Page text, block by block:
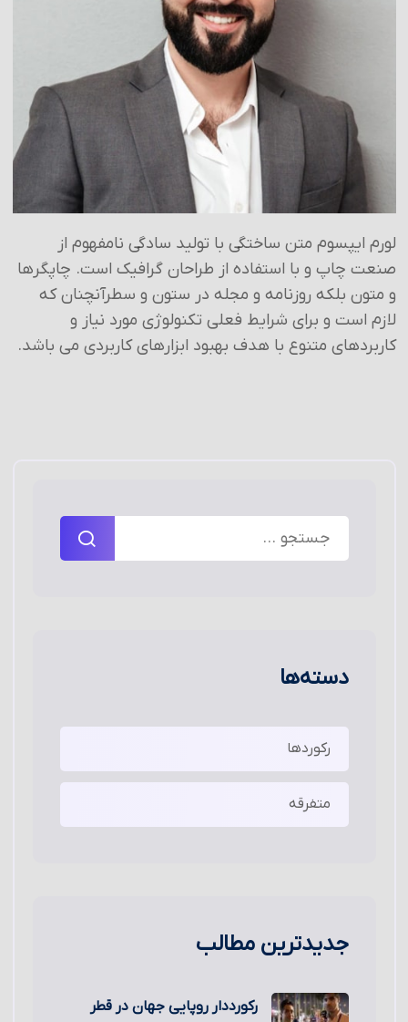
لورم ایپسوم متن ساختگی با تولید سادگی نامفهوم از
صنعت چاپ و با استفاده از طراحان گرافیک است. چاپگرها
و متون بلکه روزنامه و مجله در ستون و سطرآنچنان که
لازم است و برای شرایط فعلی تکنولوژی مورد نیاز و
کاربردهای متنوع با هدف بهبود ابزارهای کاربردی می باشد.
دسته‌ها
رکوردها
متفرقه
جدیدترین مطالب
رکورددار روپایی جهان در قطر